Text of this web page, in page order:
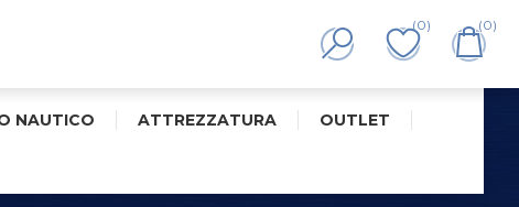
(0) (0)
NAUTICO ATTREZZATURA OUTLET